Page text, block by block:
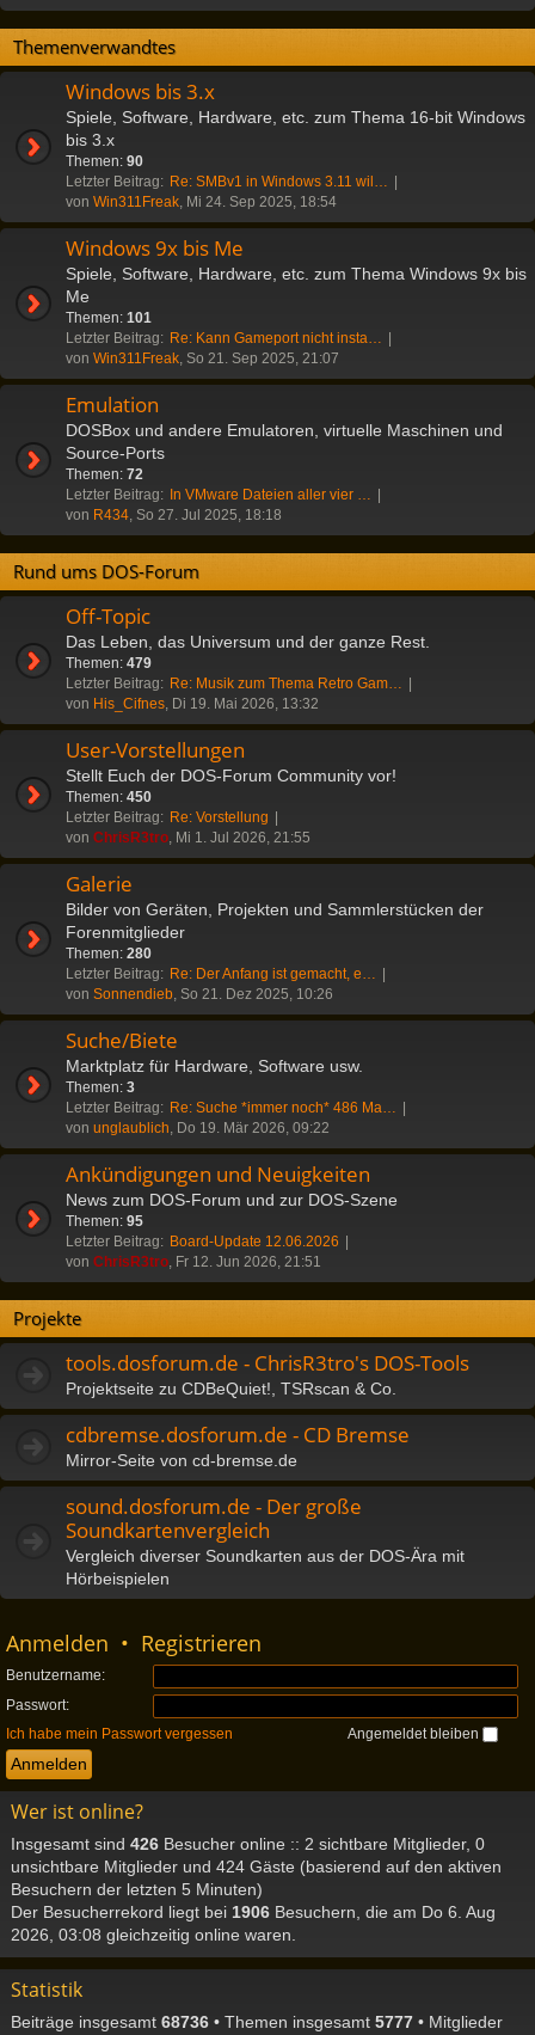
Themenverwandtes
Windows bis 3.x
Spiele, Software, Hardware, etc. zum Thema 16-bit Windows
bis 3.x
Themen: 90
Letzter Beitrag: Re: SMBv1 in Windows 3.11 wil…
von Win311Freak, Mi 24. Sep 2025, 18:54
Windows 9x bis Me
Spiele, Software, Hardware, etc. zum Thema Windows 9x bis
Me
Themen: 101
Letzter Beitrag: Re: Kann Gameport nicht insta…
von Win311Freak, So 21. Sep 2025, 21:07
Emulation
DOSBox und andere Emulatoren, virtuelle Maschinen und
Source-Ports
Themen: 72
Letzter Beitrag: In VMware Dateien aller vier …
von R434, So 27. Jul 2025, 18:18
Rund ums DOS-Forum
Off-Topic
Das Leben, das Universum und der ganze Rest.
Themen: 479
Letzter Beitrag: Re: Musik zum Thema Retro Gam…
von His_Cifnes, Di 19. Mai 2026, 13:32
User-Vorstellungen
Stellt Euch der DOS-Forum Community vor!
Themen: 450
Letzter Beitrag: Re: Vorstellung
von ChrisR3tro, Mi 1. Jul 2026, 21:55
Galerie
Bilder von Geräten, Projekten und Sammlerstücken der
Forenmitglieder
Themen: 280
Letzter Beitrag: Re: Der Anfang ist gemacht, e…
von Sonnendieb, So 21. Dez 2025, 10:26
Suche/Biete
Marktplatz für Hardware, Software usw.
Themen: 3
Letzter Beitrag: Re: Suche *immer noch* 486 Ma…
von unglaublich, Do 19. Mär 2026, 09:22
Ankündigungen und Neuigkeiten
News zum DOS-Forum und zur DOS-Szene
Themen: 95
Letzter Beitrag: Board-Update 12.06.2026
von ChrisR3tro, Fr 12. Jun 2026, 21:51
Projekte
tools.dosforum.de - ChrisR3tro's DOS-Tools
Projektseite zu CDBeQuiet!, TSRscan & Co.
cdbremse.dosforum.de - CD Bremse
Mirror-Seite von cd-bremse.de
sound.dosforum.de - Der große
Soundkartenvergleich
Vergleich diverser Soundkarten aus der DOS-Ära mit
Hörbeispielen
Anmelden • Registrieren
Benutzername:
Passwort:
Ich habe mein Passwort vergessen
Angemeldet bleiben
Wer ist online?
Insgesamt sind 426 Besucher online :: 2 sichtbare Mitglieder, 0
unsichtbare Mitglieder und 424 Gäste (basierend auf den aktiven
Besuchern der letzten 5 Minuten)
Der Besucherrekord liegt bei 1906 Besuchern, die am Do 6. Aug
2026, 03:08 gleichzeitig online waren.
Statistik
Beiträge insgesamt 68736 • Themen insgesamt 5777 • Mitglieder